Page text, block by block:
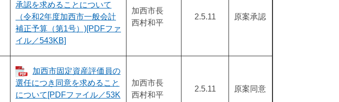
承認を求めることについて
（令和2年度加西市一般会計
補正予算（第1号）)[PDFファ
イル／543KB]
加西市長
西村和平
2.5.11 原案承認
加西市固定資産評価員の
選任につき同意を求めること
について[PDFファイル／53K
加西市長
西村和平
2.5.11 原案同意